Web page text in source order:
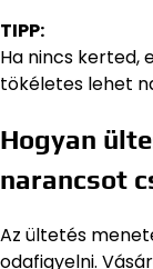
TIPP:
Ha nincs kerted,
tökéletes lehet
Hogyan
narancsot
Az ültetés
odafigyelni.